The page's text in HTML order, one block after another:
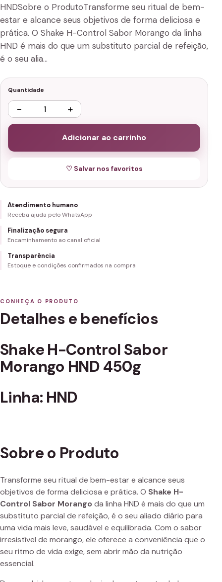
HNDSobre o ProdutoTransforme seu ritual de bem-
estar e alcance seus objetivos de forma deliciosa e
prática. O Shake H-Control Sabor Morango da linha
HND é mais do que um substituto parcial de refeição,
é o seu alia…
Quantidade
− +
Adicionar ao carrinho
♡ Salvar nos favoritos
Atendimento humano
Receba ajuda pelo WhatsApp
Finalização segura
Encaminhamento ao canal oficial
Transparência
Estoque e condições confirmados na compra
CONHEÇA O PRODUTO
Detalhes e benefícios
Shake H-Control Sabor
Morango HND 450g
Linha: HND
Sobre o Produto
Transforme seu ritual de bem-estar e alcance seus
objetivos de forma deliciosa e prática. O Shake H-
Control Sabor Morango da linha HND é mais do que um
substituto parcial de refeição, é o seu aliado diário para
uma vida mais leve, saudável e equilibrada. Com o sabor
irresistível de morango, ele oferece a conveniência que o
seu ritmo de vida exige, sem abrir mão da nutrição
essencial.